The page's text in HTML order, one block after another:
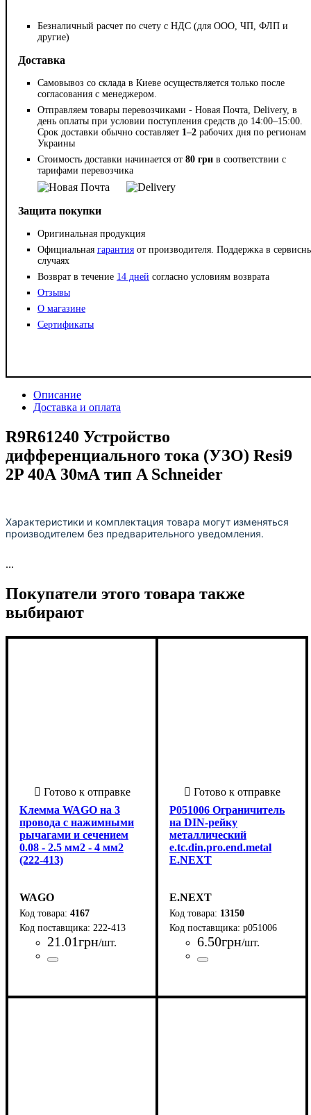
Безналичный расчет по счету с НДС (для ООО, ЧП, ФЛП и
другие)
Доставка
Самовывоз со склада в Киеве осуществляется только после
согласования с менеджером.
Отправляем товары перевозчиками - Новая Почта, Delivery, в
день оплаты при условии поступления средств до 14:00–15:00.
Срок доставки обычно составляет 1–2 рабочих дня по регионам
Украины
Стоимость доставки начинается от 80 грн в соответствии с
тарифами перевозчика
Защита покупки
Оригинальная продукция
Официальная гарантия от производителя. Поддержка в
случаях
Возврат в течение 14 дней согласно условиям возврата
Отзывы
О магазине
Сертификаты
Описание
Доставка и оплата
R9R61240 Устройство
дифференциального тока (УЗО) Resi9
2P 40А 30мА тип A Schneider
Характеристики и комплектация товара могут изменяться
производителем без предварительного уведомления.
...
Покупатели этого товара также
выбирают
Клемма WAGO на 3
провода с нажимными
рычагами и сечением
0.08 - 2.5 мм2 - 4 мм2
(222-413)
WAGO
4167
222-413
21.01грн/шт.
P051006 Ограничитель
на DIN-рейку
металлический
e.tc.din.pro.end.metal
E.NEXT
E.NEXT
13150
p051006
6.50грн/шт.